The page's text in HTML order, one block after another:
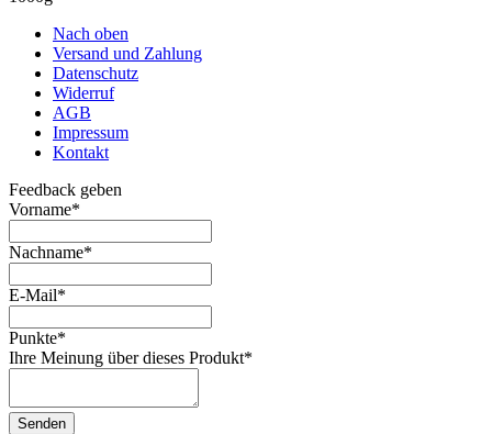
Nach oben
Versand und Zahlung
Datenschutz
Widerruf
AGB
Impressum
Kontakt
Feedback geben
Vorname*
Nachname*
E-Mail*
Punkte*
Ihre Meinung über dieses Produkt*
Senden